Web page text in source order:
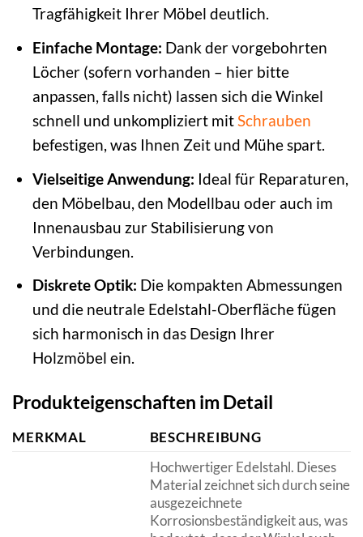
Tragfähigkeit Ihrer Möbel deutlich.
Einfache Montage: Dank der vorgebohrten
Löcher (sofern vorhanden – hier bitte
anpassen, falls nicht) lassen sich die Winkel
schnell und unkompliziert mitSchrauben
befestigen, was Ihnen Zeit und Mühe spart.
Vielseitige Anwendung: Ideal für Reparaturen,
den Möbelbau, den Modellbau oder auch im
Innenausbau zur Stabilisierung von
Verbindungen.
Diskrete Optik: Die kompakten Abmessungen
und die neutrale Edelstahl-Oberfläche fügen
sich harmonisch in das Design Ihrer
Holzmöbel ein.
Produkteigenschaften im Detail
MERKMAL
BESCHREIBUNG
Hochwertiger Edelstahl. Dieses
Material zeichnet sich durch seine
ausgezeichnete
Korrosionsbeständigkeit aus, was